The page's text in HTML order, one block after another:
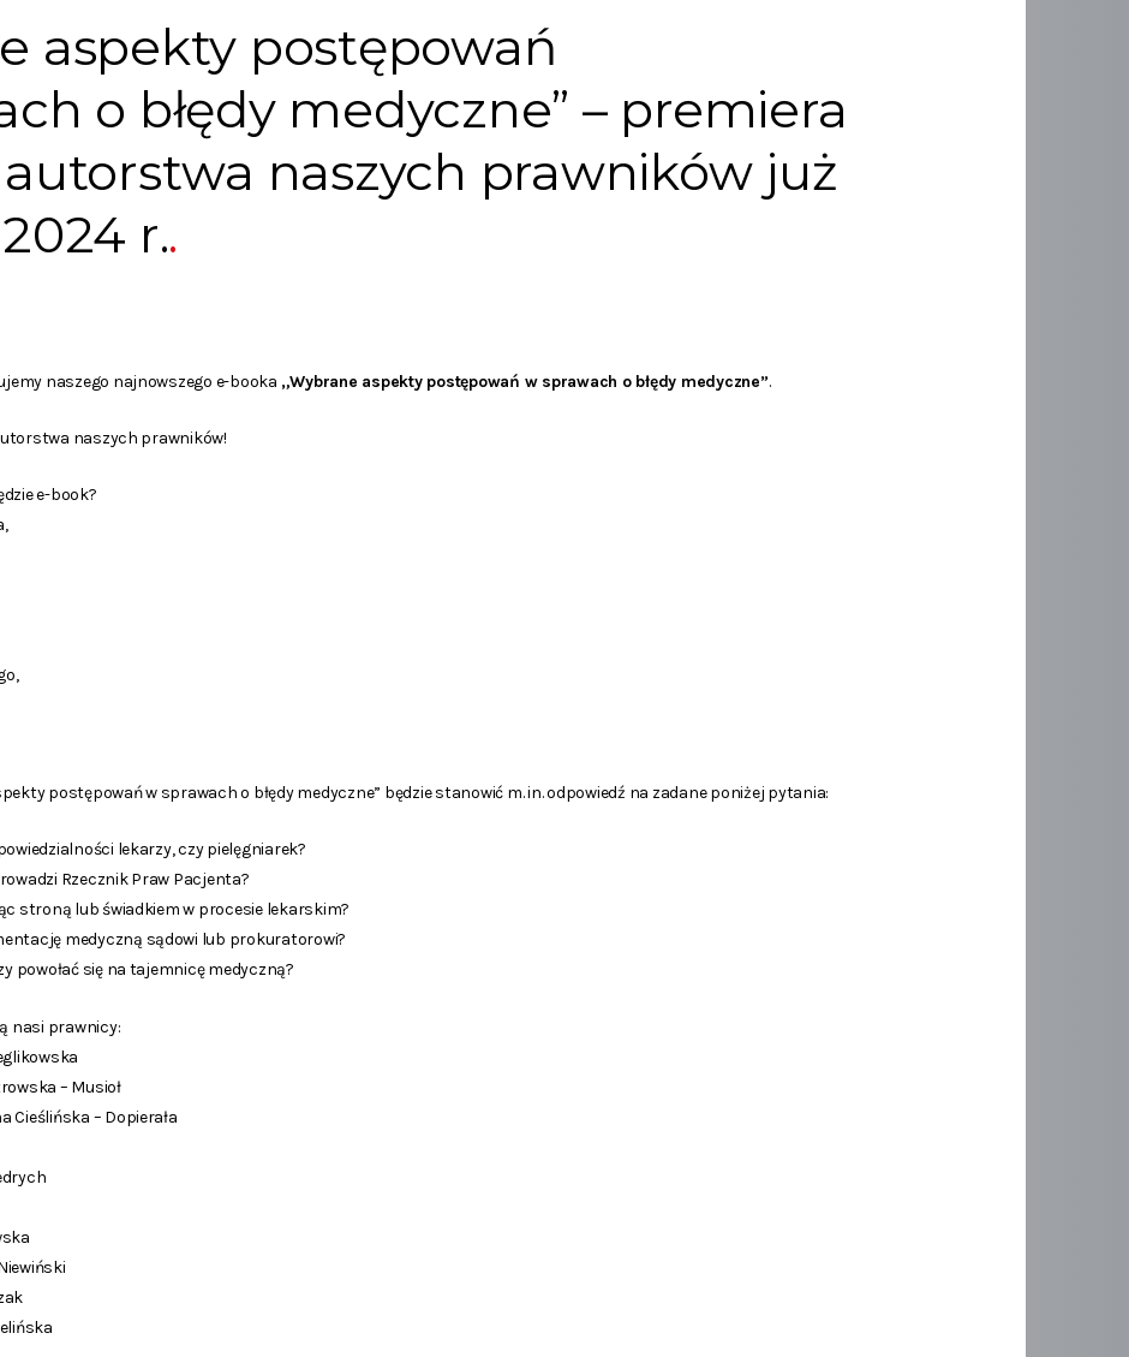
aspekty postępowań
o błędy medyczne” – premiera
naszych prawników już
r.
naszego najnowszego e-booka „Wybrane aspekty postępowań w sprawach o błędy medyczne”.
naszych prawników!
e-book?
postępowań w sprawach o błędy medyczne” będzie stanowić m. in. odpowiedź na zadane poniżej pytania:
lekarzy, czy pielęgniarek?
Rzecznik Praw Pacjenta?
stroną lub świadkiem w procesie lekarskim?
medyczną sądowi lub prokuratorowi?
powołać się na tajemnicę medyczną?
nasi prawnicy:
– Musioł
Cieślińska – Dopierała